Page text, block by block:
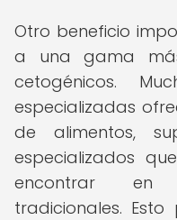
Otro beneficio
a una gama
cetogénicos.
especializadas
de alimentos,
especializados
encontrar en
tradicionales.